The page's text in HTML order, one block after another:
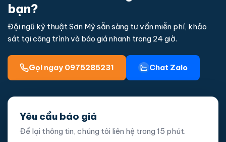
bạn?
Đội ngũ kỹ thuật Sơn Mỹ sẵn sàng tư vấn miễn phí, khảo
sát tại công trình và báo giá nhanh trong 24 giờ.
Gọi ngay 0975285231 Chat Zalo
Yêu cầu báo giá
Để lại thông tin, chúng tôi liên hệ trong 15 phút.